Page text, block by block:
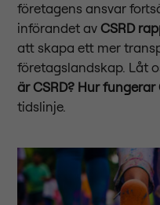
företagens ansvar
införandet av CSRD
att skapa ett mer
företagslandskap. Låt
är CSRD? Hur fungerar
tidslinje.